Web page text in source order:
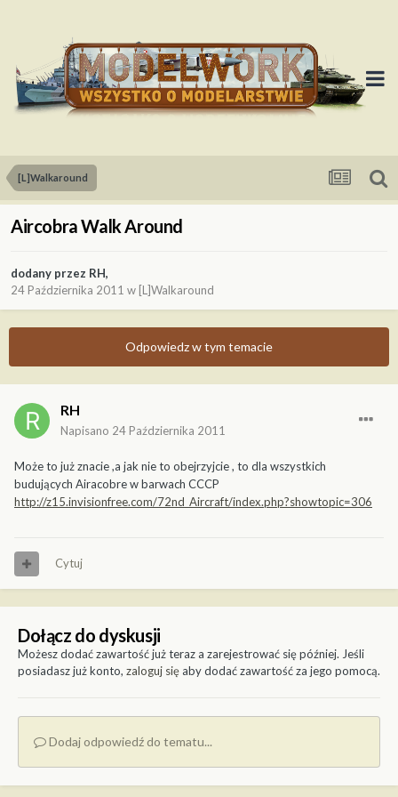
[L]Walkaround
Aircobra Walk Around
dodany przez RH,
24 Października 2011 w [L]Walkaround
Odpowiedz w tym temacie
RH
Napisano 24 Października 2011
Może to już znacie ,a jak nie to obejrzyjcie , to dla wszystkich
budujących Airacobre w barwach CCCP
http://z15.invisionfree.com/72nd_Aircraft/index.php?showtopic=306
Cytuj
Dołącz do dyskusji
Możesz dodać zawartość już teraz a zarejestrować się później. Jeśli
posiadasz już konto, zaloguj sięaby dodać zawartość za jego pomocą.
Dodaj odpowiedź do tematu...